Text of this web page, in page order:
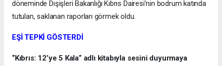
döneminde Dışişleri Bakanlığı Kıbrıs Dairesi’nin bodrum katında
tutulan, saklanan raporları görmek oldu.
EŞİ TEPKİ GÖSTERDİ
“Kıbrıs: 12’ye 5 Kala” adlı kitabıyla sesini duyurmaya